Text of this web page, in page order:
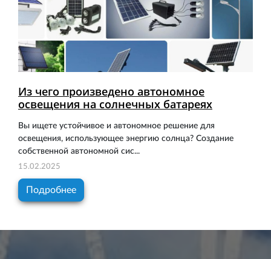
Из чего произведено автономное
освещения на солнечных батареях
Вы ищете устойчивое и автономное решение для
освещения, использующее энергию солнца? Создание
собственной автономной сис...
15.02.2025
Подробнее